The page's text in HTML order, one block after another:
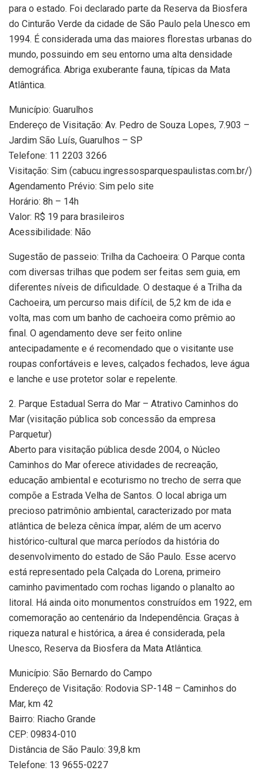
para o estado. Foi declarado parte da Reserva da Biosfera
do Cinturão Verde da cidade de São Paulo pela Unesco em
1994. É considerada uma das maiores florestas urbanas do
mundo, possuindo em seu entorno uma alta densidade
demográfica. Abriga exuberante fauna, típicas da Mata
Atlântica.
Município: Guarulhos
Endereço de Visitação: Av. Pedro de Souza Lopes, 7.903 –
Jardim São Luís, Guarulhos – SP
Telefone: 11 2203 3266
Visitação: Sim (cabucu.ingressosparquespaulistas.com.br/)
Agendamento Prévio: Sim pelo site
Horário: 8h – 14h
Valor: R$ 19 para brasileiros
Acessibilidade: Não
Sugestão de passeio: Trilha da Cachoeira: O Parque conta
com diversas trilhas que podem ser feitas sem guia, em
diferentes níveis de dificuldade. O destaque é a Trilha da
Cachoeira, um percurso mais difícil, de 5,2 km de ida e
volta, mas com um banho de cachoeira como prêmio ao
final. O agendamento deve ser feito online
antecipadamente e é recomendado que o visitante use
roupas confortáveis e leves, calçados fechados, leve água
e lanche e use protetor solar e repelente.
2. Parque Estadual Serra do Mar – Atrativo Caminhos do
Mar (visitação pública sob concessão da empresa
Parquetur)
Aberto para visitação pública desde 2004, o Núcleo
Caminhos do Mar oferece atividades de recreação,
educação ambiental e ecoturismo no trecho de serra que
compõe a Estrada Velha de Santos. O local abriga um
precioso patrimônio ambiental, caracterizado por mata
atlântica de beleza cênica ímpar, além de um acervo
histórico-cultural que marca períodos da história do
desenvolvimento do estado de São Paulo. Esse acervo
está representado pela Calçada do Lorena, primeiro
caminho pavimentado com rochas ligando o planalto ao
litoral. Há ainda oito monumentos construídos em 1922, em
comemoração ao centenário da Independência. Graças à
riqueza natural e histórica, a área é considerada, pela
Unesco, Reserva da Biosfera da Mata Atlântica.
Município: São Bernardo do Campo
Endereço de Visitação: Rodovia SP-148 – Caminhos do
Mar, km 42
Bairro: Riacho Grande
CEP: 09834-010
Distância de São Paulo: 39,8 km
Telefone: 13 9655-0227